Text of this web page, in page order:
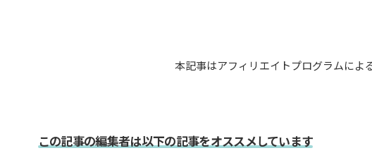
本記事はアフィリエイトプログラムによ
この記事の編集者は以下の記事をオススメしています